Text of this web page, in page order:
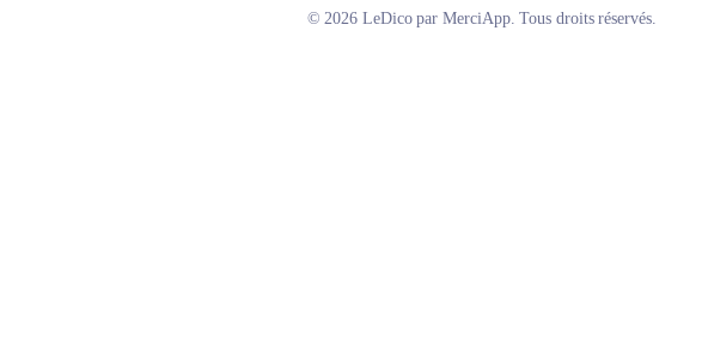
© 2026 LeDico par MerciApp. Tous droits réservés.